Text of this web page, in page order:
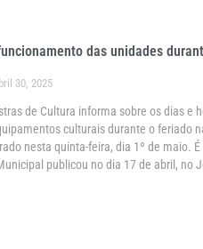
das unidades
30, 2025
de Cultura informa sobre os dias e
culturais durante o feriado
nesta quinta-feira, dia 1º de maio.
publicou no dia 17 de abril, no